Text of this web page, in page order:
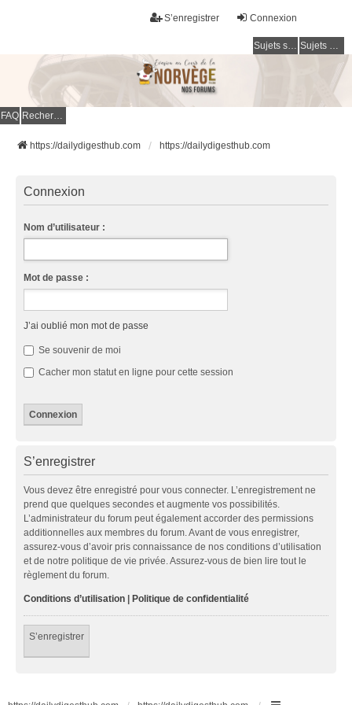
Connexion
S’enregistrer
Sujets sans réponse Sujets actifs
FAQ Rechercher
https://dailydigesthub.com https://dailydigesthub.com
Connexion
Nom d’utilisateur :
Mot de passe :
J’ai oublié mon mot de passe
Se souvenir de moi
Cacher mon statut en ligne pour cette session
S’enregistrer
Vous devez être enregistré pour vous connecter. L’enregistrement ne
prend que quelques secondes et augmente vos possibilités.
L’administrateur du forum peut également accorder des permissions
additionnelles aux membres du forum. Avant de vous enregistrer,
assurez-vous d’avoir pris connaissance de nos conditions d’utilisation
et de notre politique de vie privée. Assurez-vous de bien lire tout le
règlement du forum.
Conditions d’utilisation Politique de confidentialité
S’enregistrer